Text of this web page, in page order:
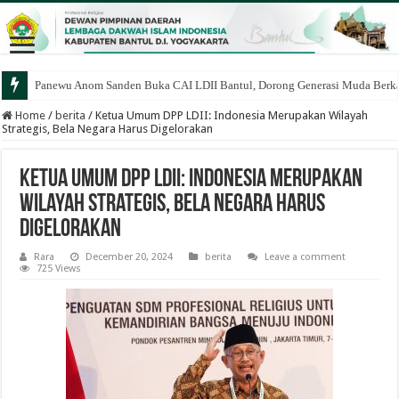
Panewu Anom Sanden Buka CAI LDII Bantul, Dorong Generasi Muda
Home / berita / Ketua Umum DPP LDII: Indonesia Merupakan Wilayah
Strategis, Bela Negara Harus Digelorakan
Ketua Umum DPP LDII: Indonesia Merupakan
Wilayah Strategis, Bela Negara Harus
Digelorakan
Rara December 20, 2024 berita
Leave a comment
725 Views